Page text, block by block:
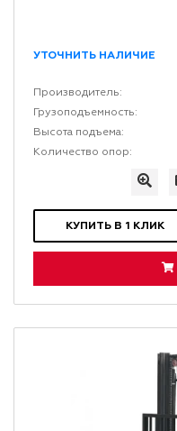
УТОЧНИТЬ НАЛИЧИЕ
Производитель:
Грузоподъемность:
Высота подъема:
Количество опор:
КУПИТЬ В 1 КЛИК